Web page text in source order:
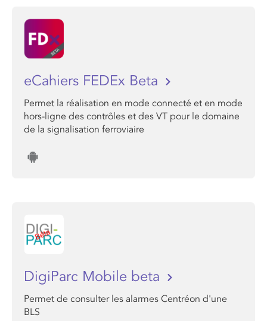
eCahiers FEDEx Beta
Permet la réalisation en mode connecté et en mode
hors-ligne des contrôles et des VT pour le domaine
de la signalisation ferroviaire
DigiParc Mobile beta
Permet de consulter les alarmes Centréon d'une
BLS